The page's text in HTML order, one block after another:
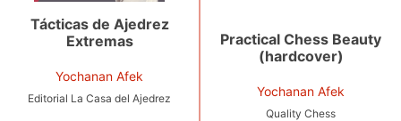
Tácticas de Ajedrez
Extremas
Yochanan Afek
Editorial La Casa del Ajedrez
Practical Chess Beauty
(hardcover)
Yochanan Afek
Quality Chess